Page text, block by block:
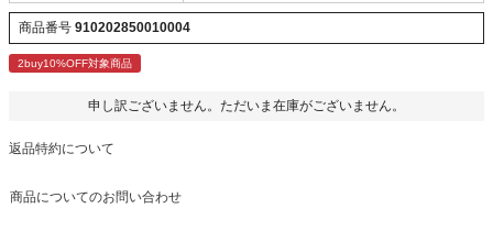
商品番号 910202850010004
2buy10%OFF対象商品
申し訳ございません。ただいま在庫がございません。
返品特約について
商品についてのお問い合わせ